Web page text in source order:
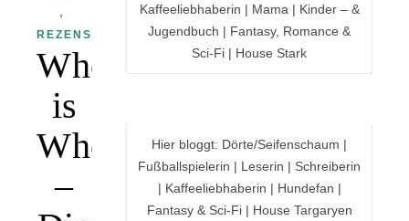
,
REZENSION
Who
is
Who
–
Kaffeeliebhaberin | Mama | Kinder – &
Jugendbuch | Fantasy, Romance &
Sci-Fi | House Stark
Hier bloggt: Dörte/Seifenschaum |
Fußballspielerin | Leserin | Schreiberin
| Kaffeeliebhaberin | Hundefan |
Fantasy & Sci-Fi | House Targaryen